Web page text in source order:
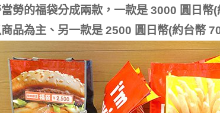
勞的福袋分成兩款，一款是 3000 圓日幣
品為主、另一款是 2500 圓日幣(約台幣